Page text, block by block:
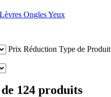
Lèvres OnglesYeux
Prix Réduction Type de Produit
124 produits